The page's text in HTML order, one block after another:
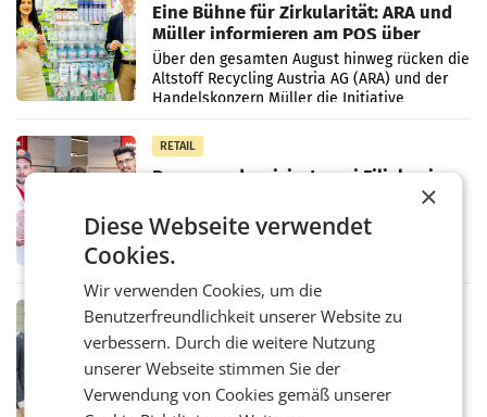
Eine Bühne für Zirkularität: ARA und
Müller informieren am POS über
Kreislauffähigkeit
Über den gesamten August hinweg rücken die
Altstoff Recycling Austria AG (ARA) und der
Handelskonzern Müller die Initiative
„Kreislauf-Helden“ in allen österreichischen
Müller-Filialen
RETAIL
Penny modernisiert zwei Filialen in
WIENER NEUDORF. – Im Rahmen einer
laufenden Modernisierungsoffensive
erneuert Penny zwei Filialen in Nieder- und
in Haag sowie im rund
Alles bereit für den Wechsel: Jürgen
Albrecht setzt ab 1.1.2027 auf Adeg
WIENER NEUDORF. – Die geplante
Zusammenarbeit zwischen Adeg und dem
×
Diese Webseite verwendet
Cookies.
Wir verwenden Cookies, um die
Benutzerfreundlichkeit unserer Website zu
verbessern. Durch die weitere Nutzung
unserer Webseite stimmen Sie der
Verwendung von Cookies gemäß unserer